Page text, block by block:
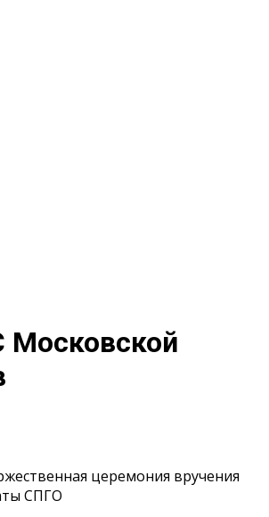
Московской
церемония вручения
СПГО